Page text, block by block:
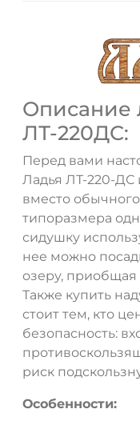
Описание
ЛТ-220ДС:
Перед вами
Ладья ЛТ-220-ДС
вместо
типоразмера
сидушку
нее можно
озеру, приобщая
Также купить
стоит тем, кто
безопасность:
риск
Особенности: